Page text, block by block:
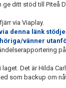
ditt stöd till Piteå
via Viaplay.
denna länk
vänner
på
Det är Hilda
som backup om